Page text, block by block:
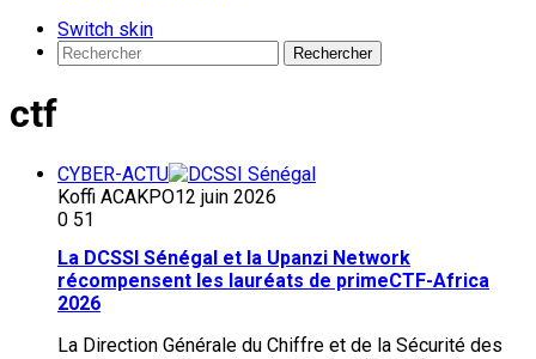
Switch skin
Rechercher
ctf
CYBER-ACTU
Koffi ACAKPO12 juin 2026
0 51
La DCSSI Sénégal et la Upanzi Network
récompensent les lauréats de primeCTF-Africa
2026
La Direction Générale du Chiffre et de la Sécurité des